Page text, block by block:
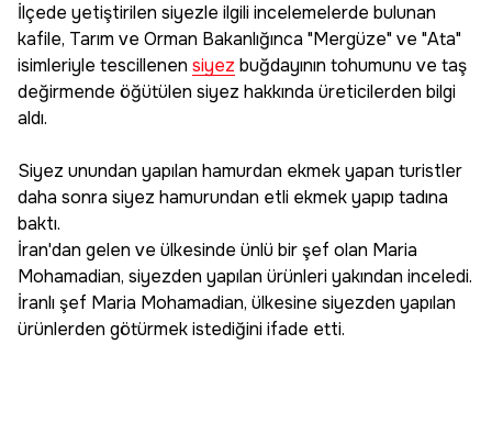
İlçede yetiştirilen siyezle ilgili incelemelerde bulunan
kafile, Tarım ve Orman Bakanlığınca "Mergüze" ve "Ata"
isimleriyle tescillenen siyez buğdayının tohumunu ve taş
değirmende öğütülen siyez hakkında üreticilerden bilgi
aldı.
Siyez unundan yapılan hamurdan ekmek yapan turistler
daha sonra siyez hamurundan etli ekmek yapıp tadına
baktı.
İran'dan gelen ve ülkesinde ünlü bir şef olan Maria
Mohamadian, siyezden yapılan ürünleri yakından inceledi.
İranlı şef Maria Mohamadian, ülkesine siyezden yapılan
ürünlerden götürmek istediğini ifade etti.